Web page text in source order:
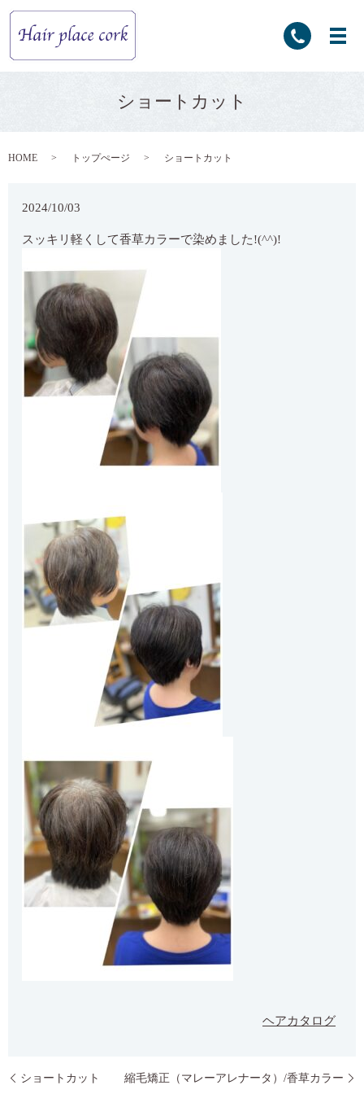
ショートカット
HOME トップぺージ ショートカット
2024/10/03
スッキリ軽くして香草カラーで染めました!(^^)!
ヘアカタログ
ショートカット 縮毛矯正（マレーアレナータ）/香草カラー